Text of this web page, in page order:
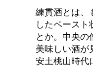
練貫酒とは、
したペース
とか。中央
美味しい酒が
安土桃山時代